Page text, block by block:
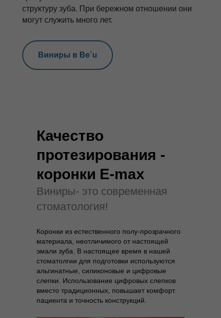
структуру зуба. При бережном отношении они
могут служить много лет.
Виниры в Be`u
Коронки из естественного полу-прозрачного
материала, неотличимого от настоящей
эмали зуба. В настоящее время в нашей
стоматолгии для подготовки используются
альгинатные, силиконовые и цифровые
слепки. Использование цифровых слепков
вместо традиционных, повышает комфорт
пациента и точность конструкций.
Виниры- это современная
стоматология!
Качество
протезирования -
коронки E-max